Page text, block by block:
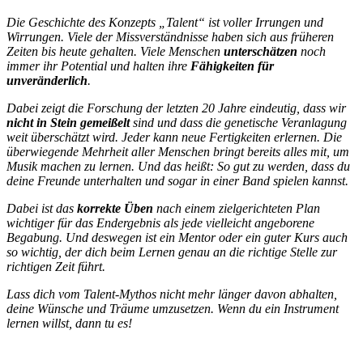
Die Geschichte des Konzepts „Talent“ ist voller Irrungen und
Wirrungen. Viele der Missverständnisse haben sich aus früheren
Zeiten bis heute gehalten. Viele Menschen unterschätzen noch
immer ihr Potential und halten ihre Fähigkeiten für
unveränderlich.
Dabei zeigt die Forschung der letzten 20 Jahre eindeutig, dass wir
nicht in Stein gemeißeltsind und dass die genetische Veranlagung
weit überschätzt wird. Jeder kann neue Fertigkeiten erlernen. Die
überwiegende Mehrheit aller Menschen bringt bereits alles mit, um
Musik machen zu lernen. Und das heißt: So gut zu werden, dass du
deine Freunde unterhalten und sogar in einer Band spielen kannst.
Dabei ist das korrekte Üben nach einem zielgerichteten Plan
wichtiger für das Endergebnis als jede vielleicht angeborene
Begabung. Und deswegen ist ein Mentor oder ein guter Kurs auch
so wichtig, der dich beim Lernen genau an die richtige Stelle zur
richtigen Zeit führt.
Lass dich vom Talent-Mythos nicht mehr länger davon abhalten,
deine Wünsche und Träume umzusetzen. Wenn du ein Instrument
lernen willst, dann tu es!